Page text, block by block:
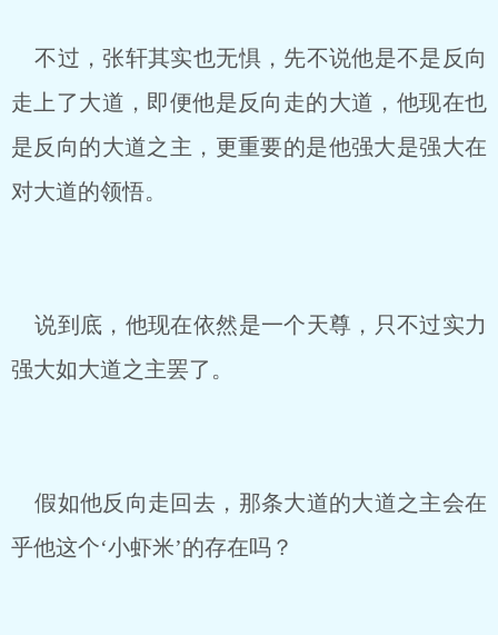
不过，张轩其实也无惧，先不说他是不是反向
走上了大道，即便他是反向走的大道，他现在也
是反向的大道之主，更重要的是他强大是强大在
对大道的领悟。
说到底，他现在依然是一个天尊，只不过实力
强大如大道之主罢了。
假如他反向走回去，那条大道的大道之主会在
乎他这个‘小虾米’的存在吗？